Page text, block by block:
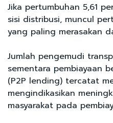
Jika pertumbuhan 5,61
sisi distribusi, muncul
yang paling merasakan
Jumlah pengemudi
sementara pembiayaan
(P2P lending) tercatat
mengindikasikan
masyarakat pada